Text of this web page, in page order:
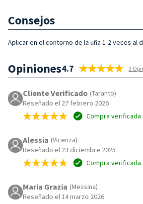
Consejos
Aplicar en el contorno de la uña 1-2 veces al
Opiniones4.7 3
Cliente Verificado (Taranto)
Reseñado el 27 febrero 2026
Compra verificada
Alessia (Vicenza)
Reseñado el 23 diciembre 2025
Compra verificada
Maria Grazia (Messina)
Reseñado el 14 marzo 2026